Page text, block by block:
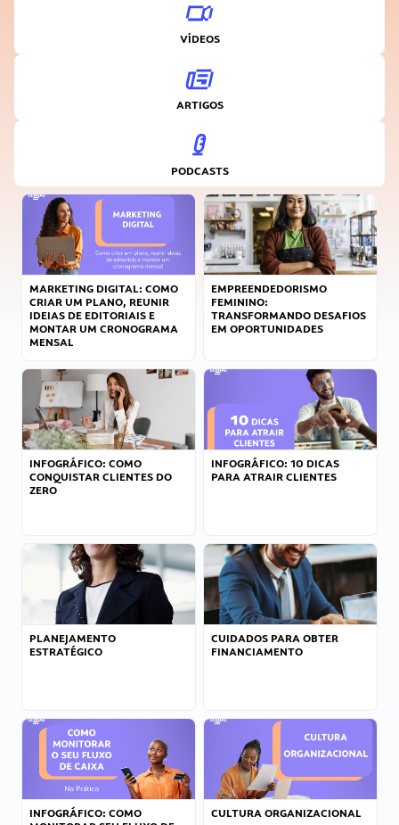
VÍDEOS
ARTIGOS
PODCASTS
MARKETING DIGITAL: COMO
CRIAR UM PLANO, REUNIR
IDEIAS DE EDITORIAIS E
MONTAR UM CRONOGRAMA
MENSAL
EMPREENDEDORISMO
FEMININO:
TRANSFORMANDO DESAFIOS
EM OPORTUNIDADES
INFOGRÁFICO: COMO
CONQUISTAR CLIENTES DO
ZERO
INFOGRÁFICO: 10 DICAS
PARA ATRAIR CLIENTES
PLANEJAMENTO
ESTRATÉGICO
CUIDADOS PARA OBTER
FINANCIAMENTO
INFOGRÁFICO: COMO
CULTURA ORGANIZACIONAL